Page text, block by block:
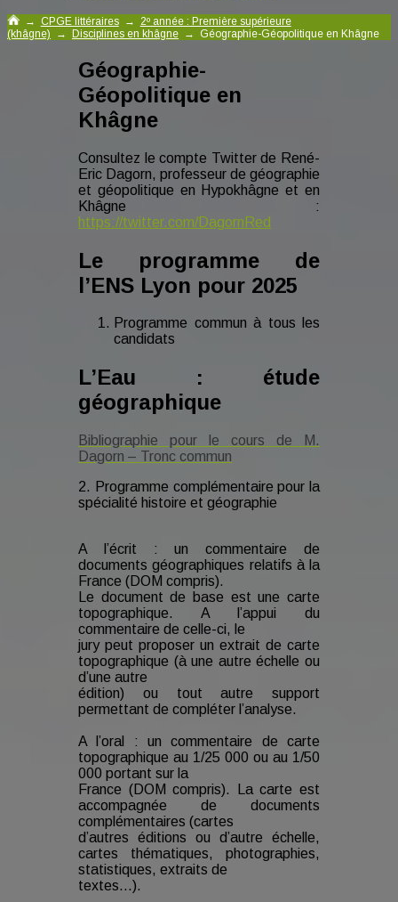
→ CPGE littéraires→ 2º année : Première supérieure
(khâgne) → Disciplines en khâgne → Géographie-Géopolitique en Khâgne
Géographie-
Géopolitique en
Khâgne
Consultez le compte Twitter de René-
Eric Dagorn, professeur de géographie
et géopolitique en Hypokhâgne et en
Khâgne :
https://twitter.com/DagornRed
Le programme de
l’ENS Lyon pour 2025
Programme commun à tous les
candidats
L’Eau : étude
géographique
Bibliographie pour le cours de M.
Dagorn – Tronc commun
2. Programme complémentaire pour la
spécialité histoire et géographie
A l’écrit : un commentaire de
documents géographiques relatifs à la
France (DOM compris).
Le document de base est une carte
topographique. A l’appui du
commentaire de celle-ci, le
jury peut proposer un extrait de carte
topographique (à une autre échelle ou
d’une autre
édition) ou tout autre support
permettant de compléter l’analyse.
A l’oral : un commentaire de carte
topographique au 1/25 000 ou au 1/50
000 portant sur la
France (DOM compris). La carte est
accompagnée de documents
complémentaires (cartes
d’autres éditions ou d’autre échelle,
cartes thématiques, photographies,
statistiques, extraits de
textes…).